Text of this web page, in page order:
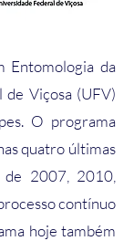
Entomologia da
de Viçosa (UFV)
O programa
quatro últimas
de 2007, 2010,
contínuo
hoje também